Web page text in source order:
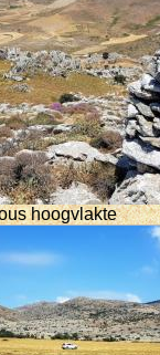
hoogvlakte